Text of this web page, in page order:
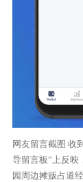
网友留言截图 收
导留言板”上反映
园周边摊贩占道